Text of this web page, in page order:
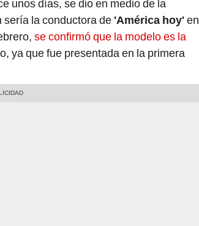
unos días, se dio en medio de la
sería la conductora de 'América hoy'en
se confirmó que la modelo es la
o, ya que fue presentada en la primera